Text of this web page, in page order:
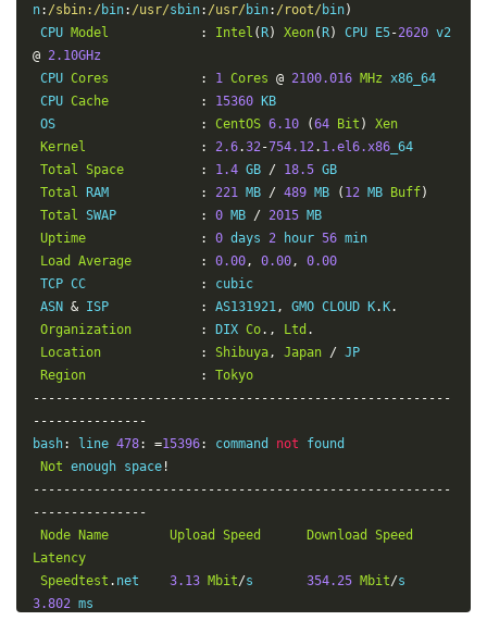
n: /sbin:/ bin: /usr/sbin: /usr/ bin: /root/ bin)
CPU Model : Intel ( R) Xeon( R) CPU E5-2620
@ 2.10GHz
CPU Cores : 1 Cores @ 2100.016 MHz x86_64
CPU Cache : 15360 KB
OS
: CentOS 6.10 (64 Bit )
Xen
Kernel
: 2.6.32-754.12. 1.el6.x86 _64
Total Space : 1.4 GB / 18.5 GB
Total RAM : 221 MB / 489 MB ( 12 MB Buff)
Total SWAP : 0 MB / 2015 MB
Uptime
: 0 days 2 hour 56 min
Load
Average : 0.00, 0.00,
0.00
TCP CC
:
cubic
ASN & ISP : AS131921, GMO CLOUD K. K.
Organization
: DIX Co., Ltd .
Location
: Shibuya, Japan / JP
Region
:
Tokyo
-------------------------------------------------------
---------------
bash: line 478: =15396: command not found
Not enough space !
-------------------------------------------------------
---------------
Node
Name Upload Speed Download
Speed
Latency
Speedtest . net 3.13 Mbit/s 354.25 Mbit/
3.802 ms